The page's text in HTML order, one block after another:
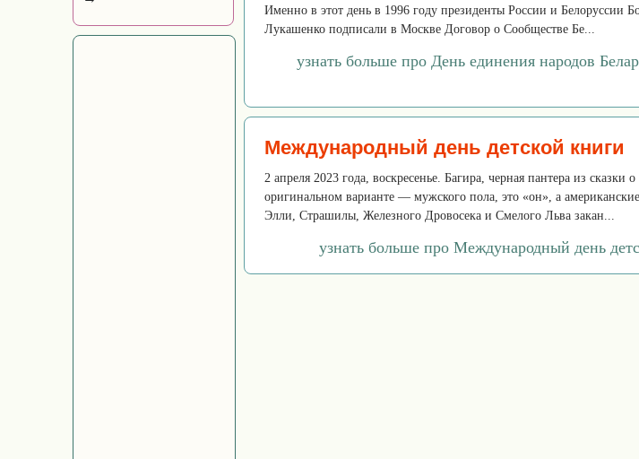
Именно в этот день в 1996 году президенты России и Белоруссии
Лукашенко подписали в Москве Договор о Сообществе Бе...
узнать больше про День единения народов
Международный день детской книги
2 апреля 2023 года, воскресенье. Багира, черная пантера из сказки
оригинальном варианте — мужского пола, это «он», а
Элли, Страшилы, Железного Дровосека и Смелого Льва закан...
узнать больше про Международный день